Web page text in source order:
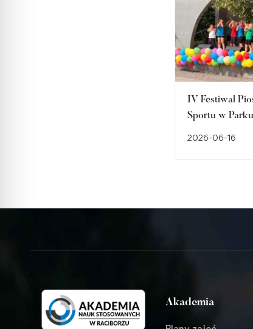
IV Festiwal
Sportu w
2026-06-16
Akademia